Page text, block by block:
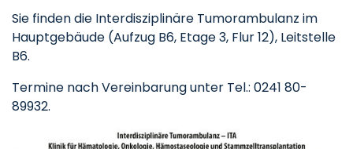
Sie finden die Interdisziplinäre Tumorambulanz im
Hauptgebäude (Aufzug B6, Etage 3, Flur 12), Leitstelle
B6.
Termine nach Vereinbarung unter Tel.: 0241 80-
89932.